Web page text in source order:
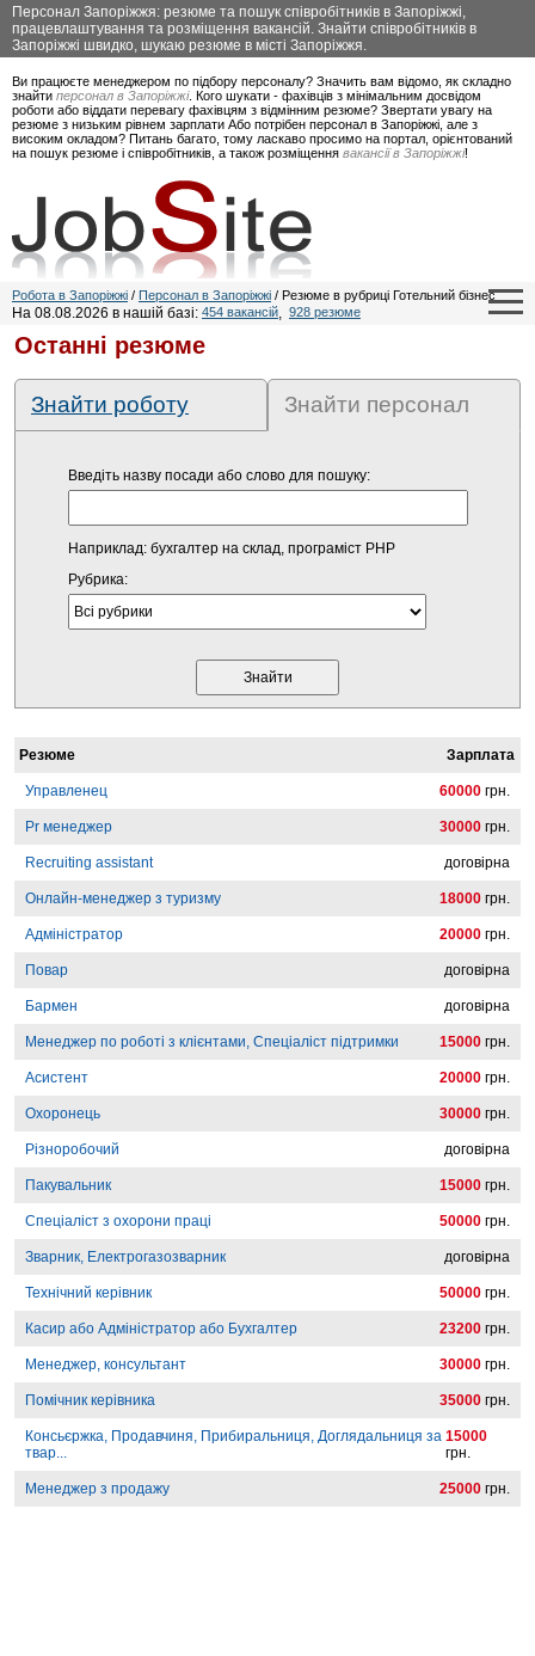
Персонал Запоріжжя: резюме та пошук співробітників в Запоріжжі,
працевлаштування та розміщення вакансій. Знайти співробітників в
Запоріжжі швидко, шукаю резюме в місті Запоріжжя.
Ви працюєте менеджером по підбору персоналу? Значить вам відомо, як складно
знайти персонал в Запоріжжі. Кого шукати - фахівців з мінімальним досвідом
роботи або віддати перевагу фахівцям з відмінним резюме? Звертати увагу на
резюме з низьким рівнем зарплати Або потрібен персонал в Запоріжжі, але з
високим окладом? Питань багато, тому ласкаво просимо на портал, орієнтований
на пошук резюме і співробітників, а також розміщення вакансії в Запоріжжі!
Робота в Запоріжжі / Персонал в Запоріжжі / Резюме в рубриці Готельний бізнес
На 08.08.2026 в нашій базі: 454 вакансій, 928 резюме
Останні резюме
Знайти роботу Знайти персонал
Введіть назву посади або слово для пошуку:
Наприклад: бухгалтер на склад, програміст PHP
Рубрика:
Резюме Зарплата
Управленец 60000 грн.
Pr менеджер 30000 грн.
Recruiting assistant договірна
Онлайн-менеджер з туризму 18000 грн.
Адміністратор 20000 грн.
Повар договірна
Бармен договірна
Менеджер по роботі з клієнтами, Спеціаліст підтримки 15000 грн.
Асистент 20000 грн.
Охоронець 30000 грн.
Різноробочий договірна
Пакувальник 15000 грн.
Спеціаліст з охорони праці 50000 грн.
Зварник, Електрогазозварник договірна
Технічний керівник 50000 грн.
Касир або Адміністратор або Бухгалтер 23200 грн.
Менеджер, консультант 30000 грн.
Помічник керівника 35000 грн.
Консьєржка, Продавчиня, Прибиральниця, Доглядальниця за
твар...
15000
грн.
Менеджер з продажу 25000 грн.